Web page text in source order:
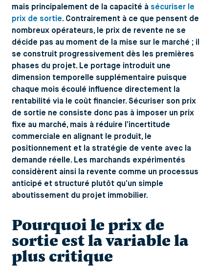
mais principalement de la capacité à sécuriser le
prix de sortie. Contrairement à ce que pensent de
nombreux opérateurs, le prix de revente ne se
décide pas au moment de la mise sur le marché ; il
se construit progressivement dès les premières
phases du projet. Le portage introduit une
dimension temporelle supplémentaire puisque
chaque mois écoulé influence directement la
rentabilité via le coût financier. Sécuriser son prix
de sortie ne consiste donc pas à imposer un prix
fixe au marché, mais à réduire l’incertitude
commerciale en alignant le produit, le
positionnement et la stratégie de vente avec la
demande réelle. Les marchands expérimentés
considèrent ainsi la revente comme un processus
anticipé et structuré plutôt qu’un simple
aboutissement du projet immobilier.
Pourquoi le prix de
sortie est la variable la
plus critique